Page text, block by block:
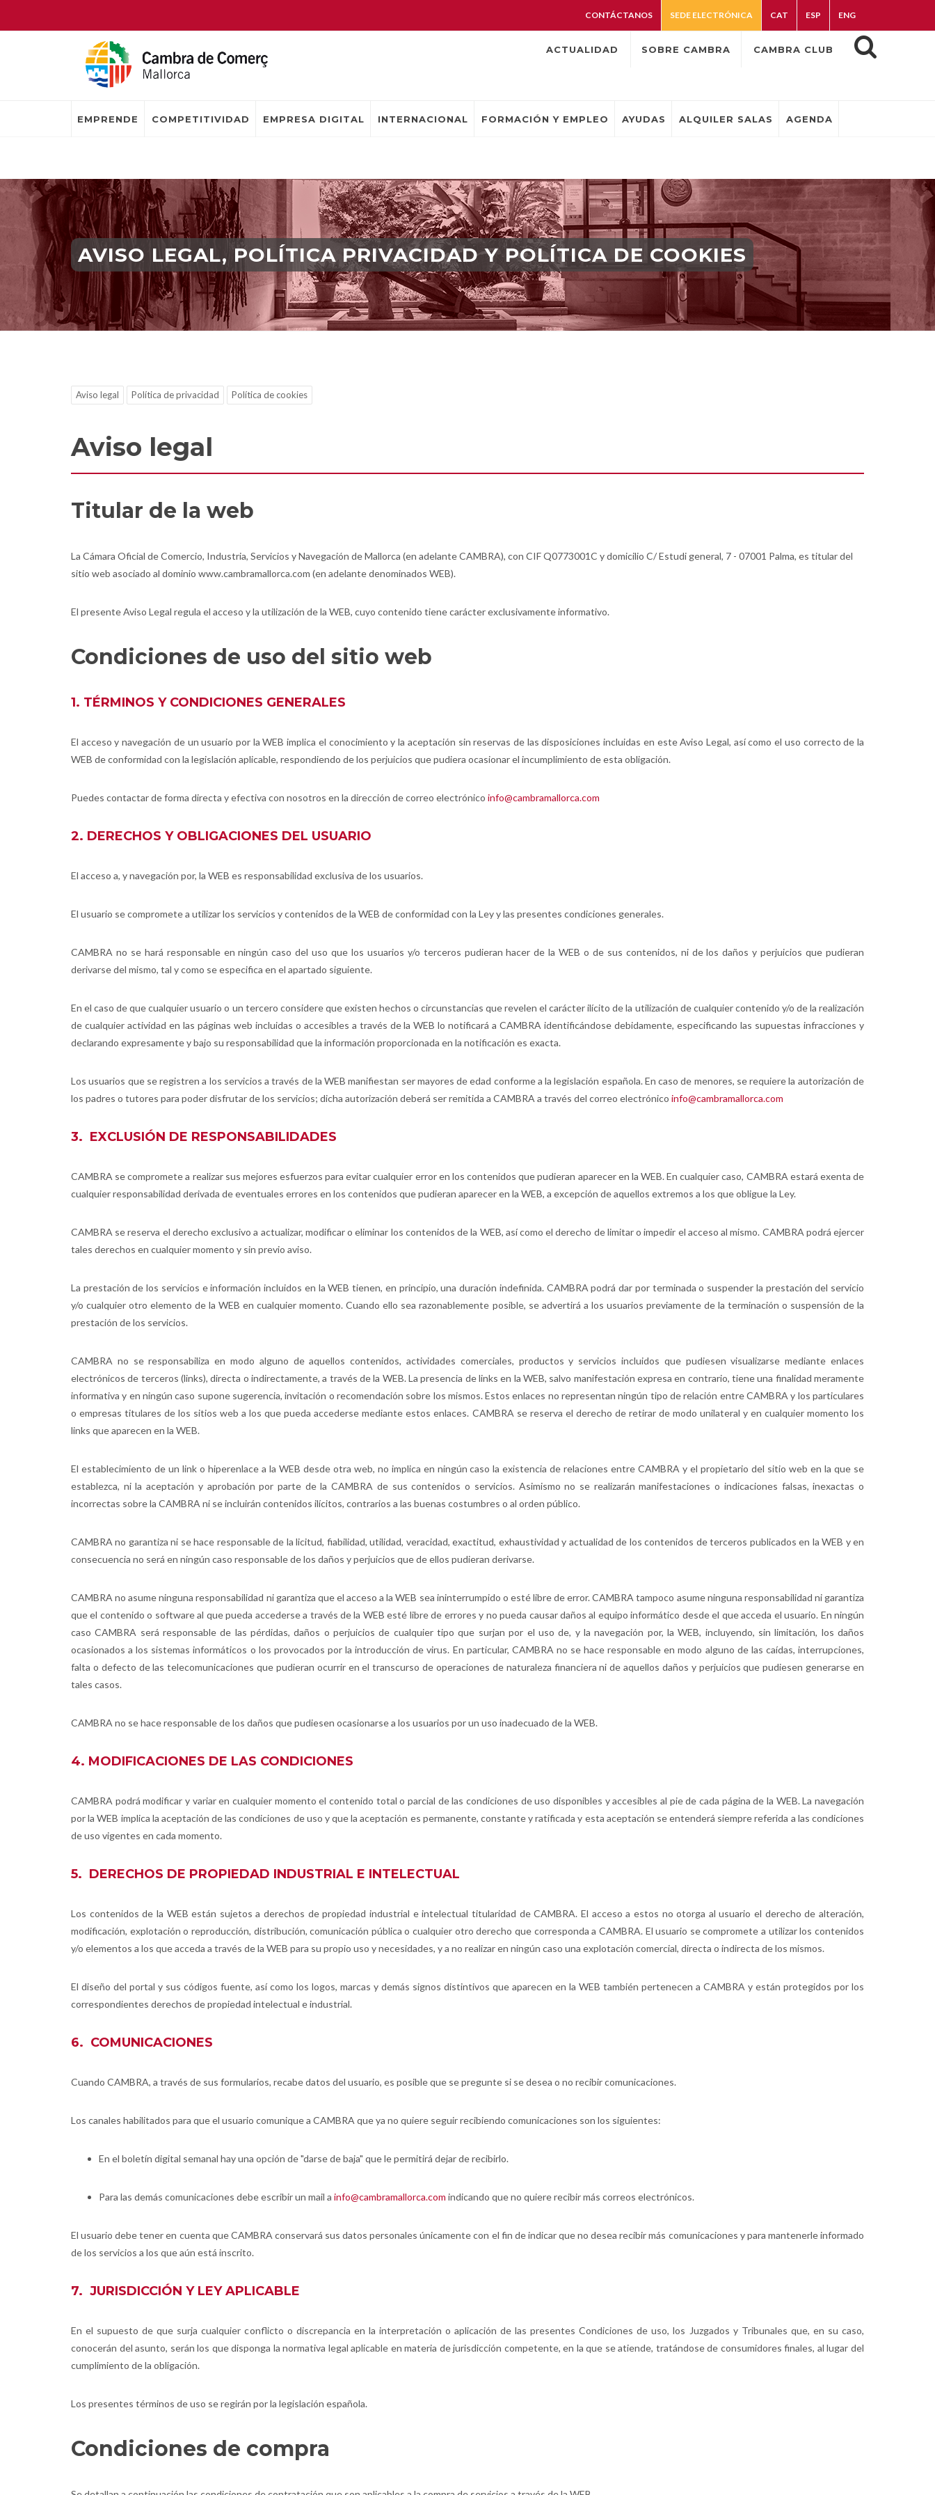
CONTÁCTANOS SEDE ELECTRÓNICA CAT ESP ENG
ACTUALIDAD SOBRE CAMBRA CAMBRA CLUB
EMPRENDE COMPETITIVIDAD EMPRESA DIGITAL INTERNACIONAL FORMACIÓN Y EMPLEO AYUDAS ALQUILER SALAS AGENDA
AVISO LEGAL, POLÍTICA PRIVACIDAD Y POLÍTICA DE COOKIES
Aviso legal Política de privacidad Política de cookies
Aviso legal
Titular de la web
La Cámara Oficial de Comercio, Industria, Servicios y Navegación de Mallorca (en adelante CAMBRA), con CIF Q0773001C y domicilio C/ Estudi general, 7 - 07001 Palma, es titular del
sitio web asociado al dominio www.cambramallorca.com (en adelante denominados WEB).
El presente Aviso Legal regula el acceso y la utilización de la WEB, cuyo contenido tiene carácter exclusivamente informativo.
Condiciones de uso del sitio web
1. TÉRMINOS Y CONDICIONES GENERALES
El acceso y navegación de un usuario por la WEB implica el conocimiento y la aceptación sin reservas de las disposiciones incluidas en este Aviso Legal, así como el uso correcto de la
WEB de conformidad con la legislación aplicable, respondiendo de los perjuicios que pudiera ocasionar el incumplimiento de esta obligación.
Puedes contactar de forma directa y efectiva con nosotros en la dirección de correo electrónico info@cambramallorca.com
2. DERECHOS Y OBLIGACIONES DEL USUARIO
El acceso a, y navegación por, la WEB es responsabilidad exclusiva de los usuarios.
El usuario se compromete a utilizar los servicios y contenidos de la WEB de conformidad con la Ley y las presentes condiciones generales.
CAMBRA no se hará responsable en ningún caso del uso que los usuarios y/o terceros pudieran hacer de la WEB o de sus contenidos, ni de los daños y perjuicios que pudieran
derivarse del mismo, tal y como se especifica en el apartado siguiente.
En el caso de que cualquier usuario o un tercero considere que existen hechos o circunstancias que revelen el carácter ilícito de la utilización de cualquier contenido y/o de la realización
de cualquier actividad en las páginas web incluidas o accesibles a través de la WEB lo notificará a CAMBRA identificándose debidamente, especificando las supuestas infracciones y
declarando expresamente y bajo su responsabilidad que la información proporcionada en la notificación es exacta.
Los usuarios que se registren a los servicios a través de la WEB manifiestan ser mayores de edad conforme a la legislación española. En caso de menores, se requiere la autorización de
los padres o tutores para poder disfrutar de los servicios; dicha autorización deberá ser remitida a CAMBRA a través del correo electrónico info@cambramallorca.com
3. EXCLUSIÓN DE RESPONSABILIDADES
CAMBRA se compromete a realizar sus mejores esfuerzos para evitar cualquier error en los contenidos que pudieran aparecer en la WEB. En cualquier caso, CAMBRA estará exenta de
cualquier responsabilidad derivada de eventuales errores en los contenidos que pudieran aparecer en la WEB, a excepción de aquellos extremos a los que obligue la Ley.
CAMBRA se reserva el derecho exclusivo a actualizar, modificar o eliminar los contenidos de la WEB, así como el derecho de limitar o impedir el acceso al mismo. CAMBRA podrá ejercer
tales derechos en cualquier momento y sin previo aviso.
La prestación de los servicios e información incluidos en la WEB tienen, en principio, una duración indefinida. CAMBRA podrá dar por terminada o suspender la prestación del servicio
y/o cualquier otro elemento de la WEB en cualquier momento. Cuando ello sea razonablemente posible, se advertirá a los usuarios previamente de la terminación o suspensión de la
prestación de los servicios.
CAMBRA no se responsabiliza en modo alguno de aquellos contenidos, actividades comerciales, productos y servicios incluidos que pudiesen visualizarse mediante enlaces
electrónicos de terceros (links), directa o indirectamente, a través de la WEB. La presencia de links en la WEB, salvo manifestación expresa en contrario, tiene una finalidad meramente
informativa y en ningún caso supone sugerencia, invitación o recomendación sobre los mismos. Estos enlaces no representan ningún tipo de relación entre CAMBRA y los particulares
o empresas titulares de los sitios web a los que pueda accederse mediante estos enlaces. CAMBRA se reserva el derecho de retirar de modo unilateral y en cualquier momento los
links que aparecen en la WEB.
El establecimiento de un link o hiperenlace a la WEB desde otra web, no implica en ningún caso la existencia de relaciones entre CAMBRA y el propietario del sitio web en la que se
establezca, ni la aceptación y aprobación por parte de la CAMBRA de sus contenidos o servicios. Asimismo no se realizarán manifestaciones o indicaciones falsas, inexactas o
incorrectas sobre la CAMBRA ni se incluirán contenidos ilícitos, contrarios a las buenas costumbres o al orden público.
CAMBRA no garantiza ni se hace responsable de la licitud, fiabilidad, utilidad, veracidad, exactitud, exhaustividad y actualidad de los contenidos de terceros publicados en la WEB y en
consecuencia no será en ningún caso responsable de los daños y perjuicios que de ellos pudieran derivarse.
CAMBRA no asume ninguna responsabilidad ni garantiza que el acceso a la WEB sea ininterrumpido o esté libre de error. CAMBRA tampoco asume ninguna responsabilidad ni garantiza
que el contenido o software al que pueda accederse a través de la WEB esté libre de errores y no pueda causar daños al equipo informático desde el que acceda el usuario. En ningún
caso CAMBRA será responsable de las pérdidas, daños o perjuicios de cualquier tipo que surjan por el uso de, y la navegación por, la WEB, incluyendo, sin limitación, los daños
ocasionados a los sistemas informáticos o los provocados por la introducción de virus. En particular, CAMBRA no se hace responsable en modo alguno de las caídas, interrupciones,
falta o defecto de las telecomunicaciones que pudieran ocurrir en el transcurso de operaciones de naturaleza financiera ni de aquellos daños y perjuicios que pudiesen generarse en
tales casos.
CAMBRA no se hace responsable de los daños que pudiesen ocasionarse a los usuarios por un uso inadecuado de la WEB.
4. MODIFICACIONES DE LAS CONDICIONES
CAMBRA podrá modificar y variar en cualquier momento el contenido total o parcial de las condiciones de uso disponibles y accesibles al pie de cada página de la WEB. La navegación
por la WEB implica la aceptación de las condiciones de uso y que la aceptación es permanente, constante y ratificada y esta aceptación se entenderá siempre referida a las condiciones
de uso vigentes en cada momento.
5. DERECHOS DE PROPIEDAD INDUSTRIAL E INTELECTUAL
Los contenidos de la WEB están sujetos a derechos de propiedad industrial e intelectual titularidad de CAMBRA. El acceso a estos no otorga al usuario el derecho de alteración,
modificación, explotación o reproducción, distribución, comunicación pública o cualquier otro derecho que corresponda a CAMBRA. El usuario se compromete a utilizar los contenidos
y/o elementos a los que acceda a través de la WEB para su propio uso y necesidades, y a no realizar en ningún caso una explotación comercial, directa o indirecta de los mismos.
El diseño del portal y sus códigos fuente, así como los logos, marcas y demás signos distintivos que aparecen en la WEB también pertenecen a CAMBRA y están protegidos por los
correspondientes derechos de propiedad intelectual e industrial.
6. COMUNICACIONES
Cuando CAMBRA, a través de sus formularios, recabe datos del usuario, es posible que se pregunte si se desea o no recibir comunicaciones.
Los canales habilitados para que el usuario comunique a CAMBRA que ya no quiere seguir recibiendo comunicaciones son los siguientes:
En el boletín digital semanal hay una opción de "darse de baja" que le permitirá dejar de recibirlo.
Para las demás comunicaciones debe escribir un mail a info@cambramallorca.com indicando que no quiere recibir más correos electrónicos.
El usuario debe tener en cuenta que CAMBRA conservará sus datos personales únicamente con el fin de indicar que no desea recibir más comunicaciones y para mantenerle informado
de los servicios a los que aún está inscrito.
7. JURISDICCIÓN Y LEY APLICABLE
En el supuesto de que surja cualquier conflicto o discrepancia en la interpretación o aplicación de las presentes Condiciones de uso, los Juzgados y Tribunales que, en su caso,
conocerán del asunto, serán los que disponga la normativa legal aplicable en materia de jurisdicción competente, en la que se atiende, tratándose de consumidores finales, al lugar del
cumplimiento de la obligación.
Los presentes términos de uso se regirán por la legislación española.
Condiciones de compra